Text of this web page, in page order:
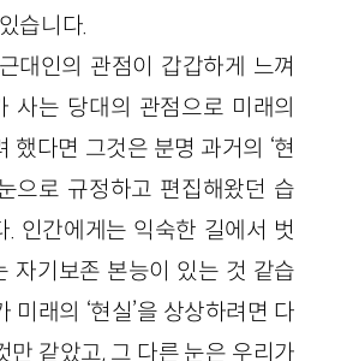
습니다.
대인의 관점이 갑갑하게 느껴
사는 당대의 관점으로 미래의
했다면 그것은 분명 과거의 ‘현
으로 규정하고 편집해왔던 습
. 인간에게는 익숙한 길에서 벗
자기보존 본능이 있는 것 같습
미래의 ‘현실’을 상상하려면 다
만 같았고, 그 다른 눈은 우리가